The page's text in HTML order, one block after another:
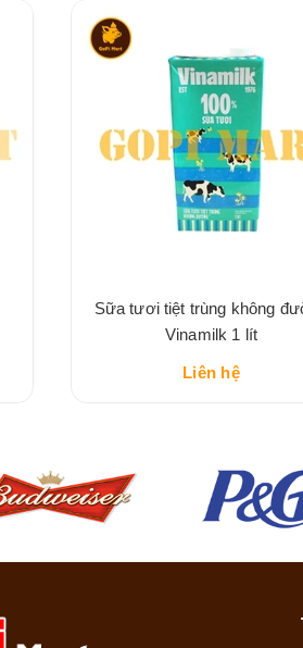
Sữa tươi tiệt trùng không
Vinamilk 1 lít
Liên hệ